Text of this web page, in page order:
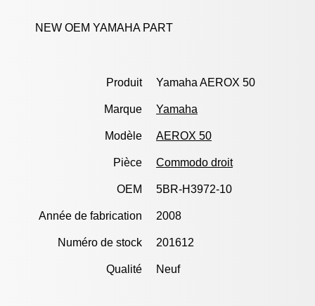
NEW OEM YAMAHA PART
Produit Yamaha AEROX 50
Marque Yamaha
Modèle AEROX 50
Pièce Commodo droit
OEM 5BR-H3972-10
Année de fabrication 2008
Numéro de stock 201612
Qualité Neuf